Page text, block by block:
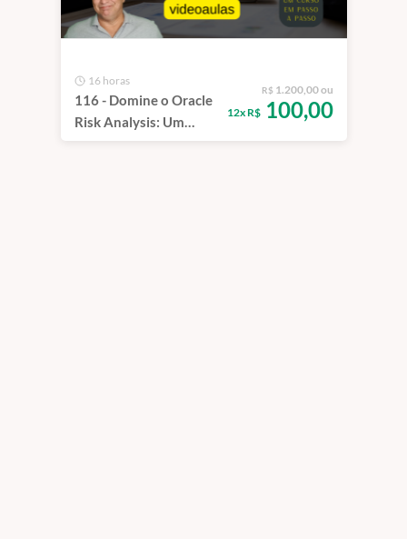
16 horas
116 - Domine o Oracle
Risk Analysis: Um
Curso Passo a Passo
R$ 1.200,00 ou
12x R$100,00